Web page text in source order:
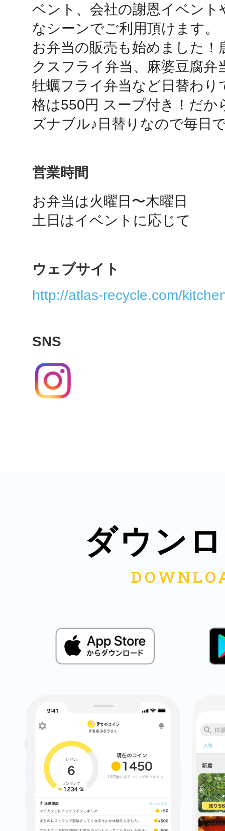
ベント、会社の謝恩イベント
なシーンでご利用頂けます。
お弁当の販売も始めました！
クスフライ弁当、麻婆豆腐弁
牡蠣フライ弁当など日替わり
格は550円 スープ付き！だか
ズナブル♪日替りなので毎日
営業時間
お弁当は火曜日〜木曜日
土日はイベントに応じて
ウェブサイト
http://atlas-recycle.com/
SNS
ダウン
池袋
生駒
高知市
八尾
鎌倉
渋谷区